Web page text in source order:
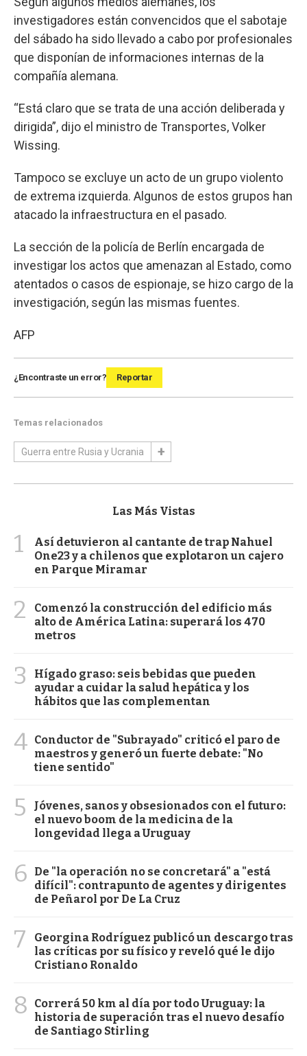
investigadores están convencidos que el sabotaje
del sábado ha sido llevado a cabo por profesionales
que disponían de informaciones internas de la
compañía alemana.
“Está claro que se trata de una acción deliberada y
dirigida”, dijo el ministro de Transportes, Volker
Wissing.
Tampoco se excluye un acto de un grupo violento
de extrema izquierda. Algunos de estos grupos han
atacado la infraestructura en el pasado.
La sección de la policía de Berlín encargada de
investigar los actos que amenazan al Estado, como
atentados o casos de espionaje, se hizo cargo de la
investigación, según las mismas fuentes.
AFP
¿Encontraste un error? Reportar
Temas relacionados
Guerra entre Rusia y Ucrania
Las Más Vistas
1
Así detuvieron al cantante de trap Nahuel
One23 y a chilenos que explotaron un cajero
en Parque Miramar
2
Comenzó la construcción del edificio más
alto de América Latina: superará los 470
metros
3
Hígado graso: seis bebidas que pueden
ayudar a cuidar la salud hepática y los
hábitos que las complementan
4 Conductor de "Subrayado" criticó el paro de
maestros y generó un fuerte debate: "No
tiene sentido"
5
Jóvenes, sanos y obsesionados con el futuro:
el nuevo boom de la medicina de la
longevidad llega a Uruguay
6
De "la operación no se concretará" a "está
difícil": contrapunto de agentes y dirigentes
de Peñarol por De La Cruz
7
Georgina Rodríguez publicó un descargo tras
las críticas por su físico y reveló qué le dijo
Cristiano Ronaldo
8
Correrá 50 km al día por todo Uruguay: la
historia de superación tras el nuevo desafío
de Santiago Stirling